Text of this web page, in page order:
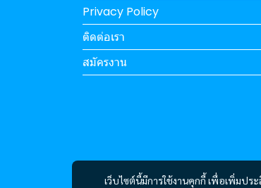
เว็บไซต์นี้มีการใช้งานคุกกี้ เพื่อเพิ่มปร
Privacy Policy
ติดต่อเรา
สมัครงาน